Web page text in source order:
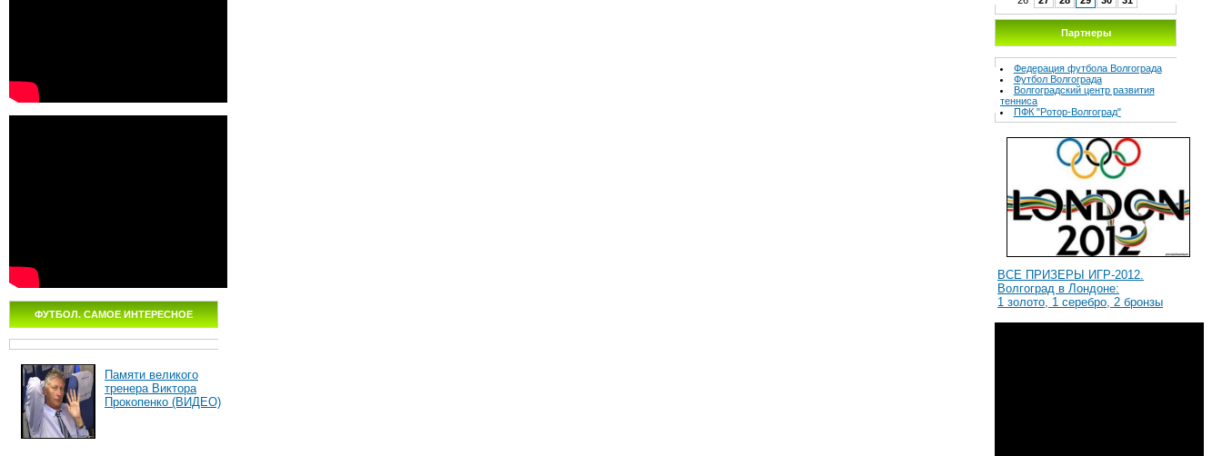
ФУТБОЛ. САМОЕ ИНТЕРЕСНОЕ
Памяти великого
тренера Виктора
Прокопенко (ВИДЕО)
Партнеры
Федерация футбола Волгограда
Футбол Волгограда
Волгоградcкий центр развития
тенниса
ПФК "Ротор-Волгоград"
ВСЕ ПРИЗЕРЫ ИГР-2012.
Волгоград в Лондоне:
1 золото, 1 серебро, 2 бронзы